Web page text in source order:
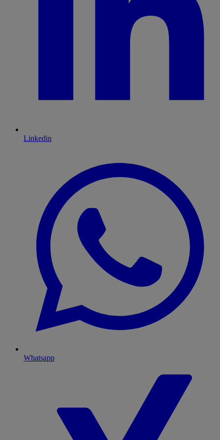
Linkedin
Whatsapp